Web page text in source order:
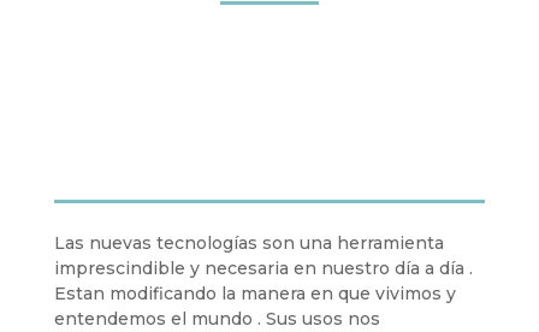
Las nuevas tecnologías son una herramienta
imprescindible y necesaria en nuestro día a día .
Estan modificando la manera en que vivimos y
entendemos el mundo . Sus usos nos